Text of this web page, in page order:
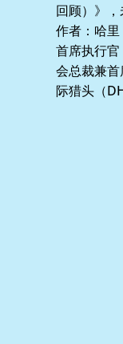
回顾）》，
作者：哈
首席执行
会总裁兼
际猎头（